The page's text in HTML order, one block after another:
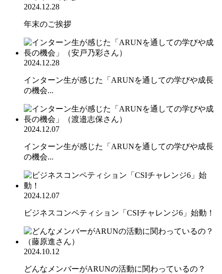
2024.12.28
年末のご挨拶
2024.12.28
インターン生が感じた「ARUNを通しての学びや成長
の機会...
2024.12.07
インターン生が感じた「ARUNを通しての学びや成長
の機会...
2024.12.07
ビジネスコンペティション「CSIチャレンジ6」始動！
2024.10.12
どんなメンバーがARUNの活動に関わっているの？